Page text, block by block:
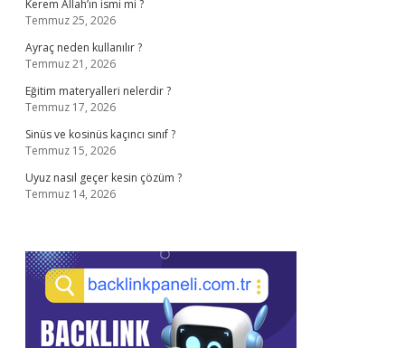
Kerem Allah’ın ismi mi ?
Temmuz 25, 2026
Ayraç neden kullanılır ?
Temmuz 21, 2026
Eğitim materyalleri nelerdir ?
Temmuz 17, 2026
Sinüs ve kosinüs kaçıncı sınıf ?
Temmuz 15, 2026
Uyuz nasıl geçer kesin çözüm ?
Temmuz 14, 2026